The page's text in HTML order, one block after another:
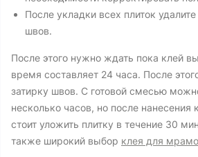
После укладки всех плиток
швов.
После этого нужно ждать пока клей
время составляет 24 часа. После
затирку швов. С готовой смесью
несколько часов, но после нанесения
стоит уложить плитку в течение 30
также широкий выбор клея для